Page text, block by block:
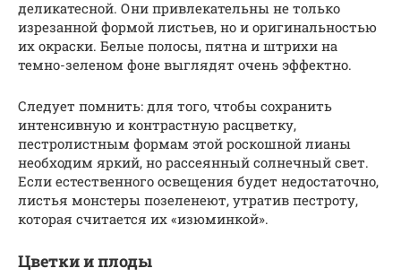
деликатесной. Они привлекательны не только
изрезанной формой листьев, но и оригинальностью
их окраски. Белые полосы, пятна и штрихи на
темно-зеленом фоне выглядят очень эффектно.
Следует помнить: для того, чтобы сохранить
интенсивную и контрастную расцветку,
пестролистным формам этой роскошной лианы
необходим яркий, но рассеянный солнечный свет.
Если естественного освещения будет недостаточно,
листья монстеры позеленеют, утратив пестроту,
которая считается их «изюминкой».
Цветки и плоды